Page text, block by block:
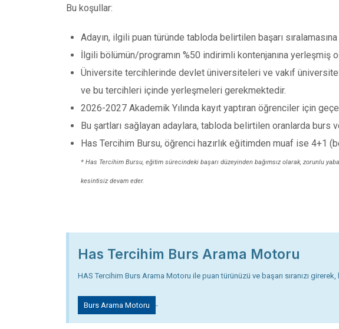
Bu koşullar:
Adayın, ilgili puan türünde tabloda belirtilen başarı
İlgili bölümün/programın %50 indirimli kontenjanına yerleşmiş
Üniversite tercihlerinde devlet üniversiteleri ve vakıf
ve bu tercihleri içinde yerleşmeleri gerekmektedir.
2026-2027 Akademik Yılında kayıt yaptıran öğrenciler için
Bu şartları sağlayan adaylara, tabloda belirtilen oranlarda burs
Has Tercihim Bursu, öğrenci hazırlık eğitimden muaf ise 4+1
* Has Tercihim Bursu, eğitim sürecindeki başarı düzeyinden bağımsız olarak, zorunlu
kesintisiz devam eder.
Has Tercihim Burs Arama Motoru
HAS Tercihim Burs Arama Motoru ile puan türünüzü ve başarı sıranızı
Burs Arama Motoru -